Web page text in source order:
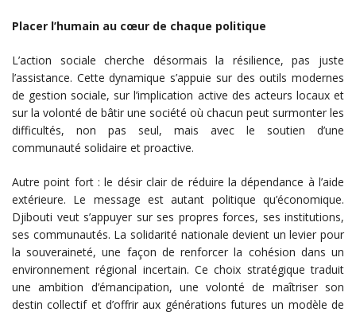
Placer l’humain au cœur de chaque politique
L’action sociale cherche désormais la résilience, pas juste
l’assistance. Cette dynamique s’appuie sur des outils modernes
de gestion sociale, sur l’implication active des acteurs locaux et
sur la volonté de bâtir une société où chacun peut surmonter les
difficultés, non pas seul, mais avec le soutien d’une
communauté solidaire et proactive.
Autre point fort : le désir clair de réduire la dépendance à l’aide
extérieure. Le message est autant politique qu’économique.
Djibouti veut s’appuyer sur ses propres forces, ses institutions,
ses communautés. La solidarité nationale devient un levier pour
la souveraineté, une façon de renforcer la cohésion dans un
environnement régional incertain. Ce choix stratégique traduit
une ambition d’émancipation, une volonté de maîtriser son
destin collectif et d’offrir aux générations futures un modèle de